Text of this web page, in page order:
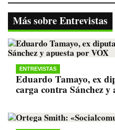
okr A
pp
a
m
Li
Más sobre Entrevistas
ENTREVISTAS
Eduardo Tamayo, ex
carga contra Sánchez